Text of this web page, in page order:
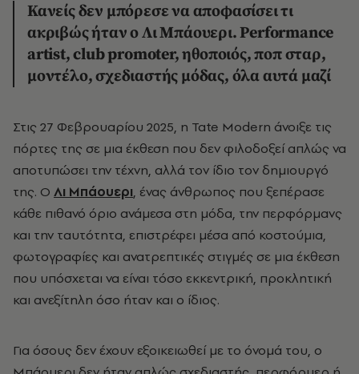
Κανείς δεν μπόρεσε να αποφασίσει τι
ακριβώς ήταν ο Λι Μπάουερι. Performance
artist, club promoter, ηθοποιός, ποπ σταρ,
μοντέλο, σχεδιαστής μόδας, όλα αυτά μαζί
Στις 27 Φεβρουαρίου 2025, η Tate Modern άνοιξε τις
πόρτες της σε μια έκθεση που δεν φιλοδοξεί απλώς να
αποτυπώσει την τέχνη, αλλά τον ίδιο τον δημιουργό
της. Ο Λι Μπάουερι, ένας άνθρωπος που ξεπέρασε
κάθε πιθανό όριο ανάμεσα στη μόδα, την περφόρμανς
και την ταυτότητα, επιστρέφει μέσα από κοστούμια,
φωτογραφίες και ανατρεπτικές στιγμές σε μια έκθεση
που υπόσχεται να είναι τόσο εκκεντρική, προκλητική
και ανεξίτηλη όσο ήταν και ο ίδιος.
Για όσους δεν έχουν εξοικειωθεί με το όνομά του, ο